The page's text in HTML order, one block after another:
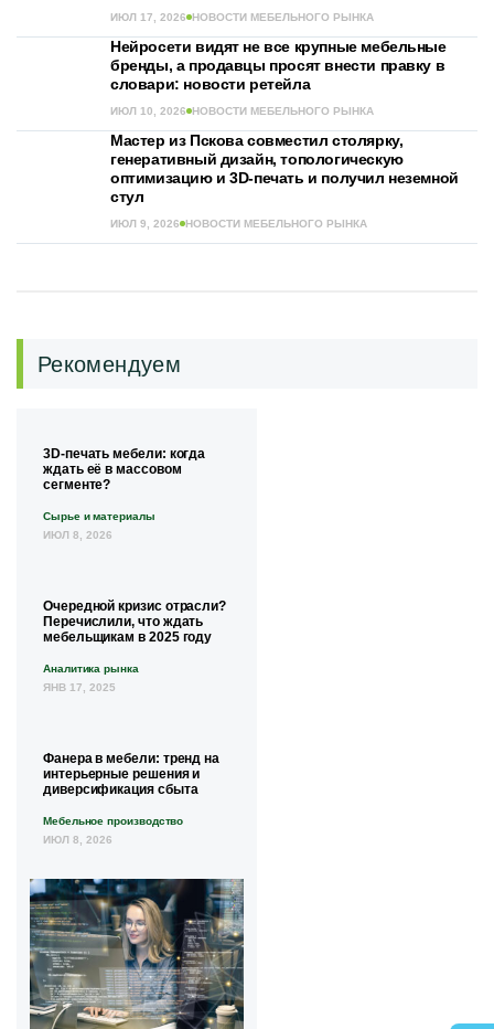
ИЮЛ 17, 2026 НОВОСТИ МЕБЕЛЬНОГО РЫНКА
Нейросети видят не все крупные мебельные
бренды, а продавцы просят внести правку в
словари: новости ретейла
ИЮЛ 10, 2026 НОВОСТИ МЕБЕЛЬНОГО РЫНКА
Мастер из Пскова совместил столярку,
генеративный дизайн, топологическую
оптимизацию и 3D-печать и получил неземной
стул
ИЮЛ 9, 2026 НОВОСТИ МЕБЕЛЬНОГО РЫНКА
Рекомендуем
3D-печать мебели: когда
ждать её в массовом
сегменте?
Сырье и материалы
ИЮЛ 8, 2026
Очередной кризис отрасли?
Перечислили, что ждать
мебельщикам в 2025 году
Аналитика рынка
ЯНВ 17, 2025
Фанера в мебели: тренд на
интерьерные решения и
диверсификация сбыта
Мебельное производство
ИЮЛ 8, 2026